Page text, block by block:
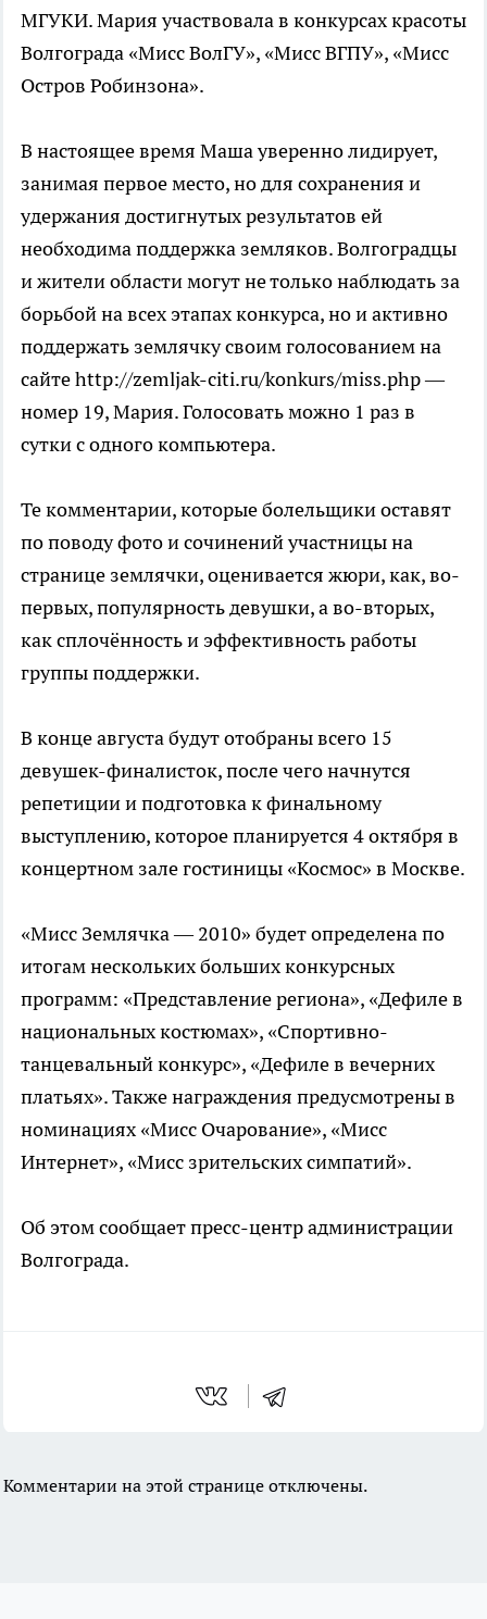
МГУКИ. Мария участвовала в конкурсах красоты
Волгограда «Мисс ВолГУ», «Мисс ВГПУ», «Мисс
Остров Робинзона».
В настоящее время Маша уверенно лидирует,
занимая первое место, но для сохранения и
удержания достигнутых результатов ей
необходима поддержка земляков. Волгоградцы
и жители области могут не только наблюдать за
борьбой на всех этапах конкурса, но и активно
поддержать землячку своим голосованием на
сайте http://zemljak-citi.ru/konkurs/miss.php —
номер 19, Мария. Голосовать можно 1 раз в
сутки с одного компьютера.
Те комментарии, которые болельщики оставят
по поводу фото и сочинений участницы на
странице землячки, оценивается жюри, как, во-
первых, популярность девушки, а во-вторых,
как сплочённость и эффективность работы
группы поддержки.
В конце августа будут отобраны всего 15
девушек-финалисток, после чего начнутся
репетиции и подготовка к финальному
выступлению, которое планируется 4 октября в
концертном зале гостиницы «Космос» в Москве.
«Мисс Землячка — 2010» будет определена по
итогам нескольких больших конкурсных
программ: «Представление региона», «Дефиле в
национальных костюмах», «Спортивно-
танцевальный конкурс», «Дефиле в вечерних
платьях». Также награждения предусмотрены в
номинациях «Мисс Очарование», «Мисс
Интернет», «Мисс зрительских симпатий».
Об этом сообщает пресс-центр администрации
Волгограда.
Комментарии на этой странице отключены.